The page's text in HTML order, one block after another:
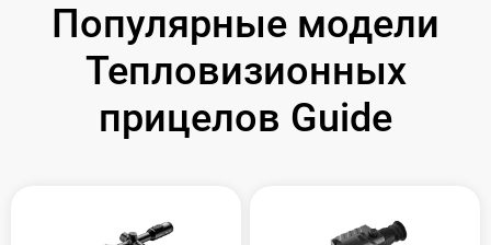
Популярные модели
Тепловизионных
прицелов Guide